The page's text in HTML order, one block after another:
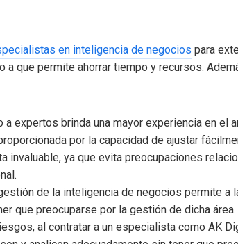
en inteligencia de negocios para
a que permite ahorrar tiempo y recursos.
a expertos brinda una mayor experiencia en el
por la capacidad de ajustar
invaluable, ya que evita preocupaciones
de la inteligencia de negocios permite a
que preocuparse por la gestión de dicha área.
al contratar a un especialista como AK